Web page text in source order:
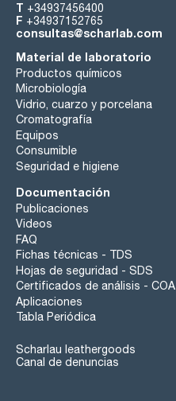
T +34937456400
F +34937152765
consultas@scharlab.com
Material de laboratorio
Productos químicos
Microbiología
Vidrio, cuarzo y porcelana
Cromatografía
Equipos
Consumible
Seguridad e higiene
Documentación
Publicaciones
Videos
FAQ
Fichas técnicas - TDS
Hojas de seguridad - SDS
Certificados de análisis - COA
Aplicaciones
Tabla Periódica
Scharlau leathergoods
Canal de denuncias